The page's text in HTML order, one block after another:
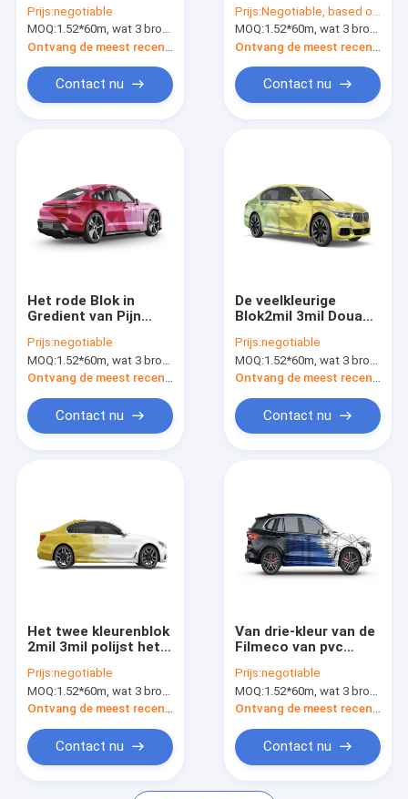
Ongeveer ons
Nieuws
Verzoek om een Citaat
1.52*20m van de
Kleurengelijke
Grootte
Prijs:negotiable
MOQ:1.52*60m, wat 3 broodjes van 1.52*20m betekent
Contact nu
80micron Dikte
Prijs:Negotiable, based on model and quantity
MOQ:1.52*60m, wat 3 broodjes van 1.52*20m betekent
Contact nu
Het rode Blok in
Gredient van Pijn
Film Verwijderbare
Bel van de
Autoomslag
Prijs:negotiable
MOQ:1.52*60m, wat 3 broodjes van 1.52*20m betekent
Ontvang de meest recente Prijs
Contact nu
De veelkleurige
Blok2mil 3mil Douane
Vinylmateriaal van
Omslag Polymere pvc
Prijs:negotiable
MOQ:1.52*60m, wat 3 broodjes van 1.52*20m betekent
Ontvang de meest recente Prijs
Contact nu
Het twee kleurenblok
2mil 3mil polijst het
pvc van de
Autoomslag
Polymere
Prijs:negotiable
MOQ:1.52*60m, wat 3 broodjes van 1.52*20m betekent
Ontvang de meest recente Prijs
Contact nu
Van drie-kleur van de
Filmeco van pvc
vinyl wrap de
Polymere Oplosbare
Druk
Prijs:negotiable
MOQ:1.52*60m, wat 3 broodjes van 1.52*20m betekent
Ontvang de meest recente Prijs
Contact nu